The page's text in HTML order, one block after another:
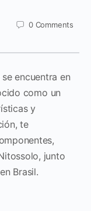
0 Comments
encuentra en
como un
y
te
junto
Brasil.